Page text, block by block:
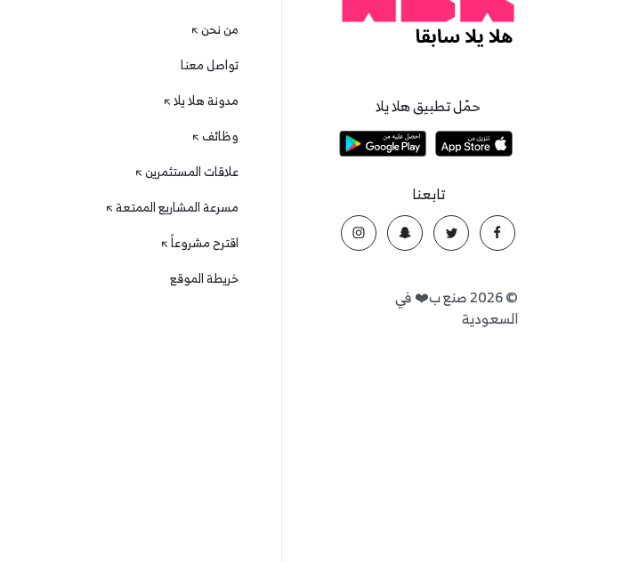
حمّل تطبيق هلا يلا
تابعنا
©
2026صنع ب❤️ في
السعودية
من نحن
تواصل معنا
مدونة هلا يلا
وظائف
علاقات المستثمرين
مسرعة المشاريع الممتعة
اقترح مشروعاً
خريطة الموقع